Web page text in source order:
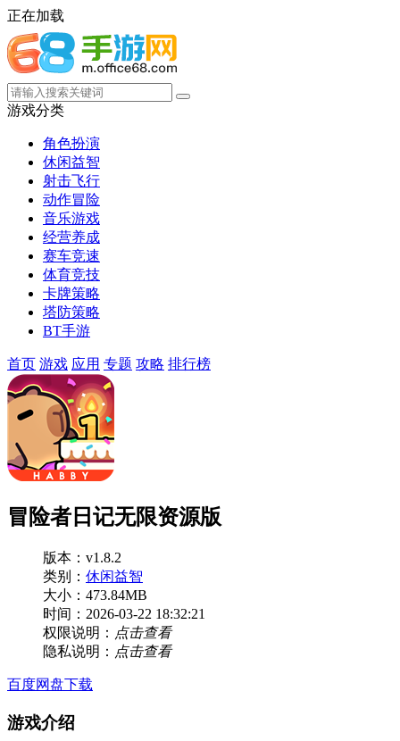
正在加载
游戏分类
角色扮演
休闲益智
射击飞行
动作冒险
音乐游戏
经营养成
赛车竞速
体育竞技
卡牌策略
塔防策略
BT手游
首页 游戏 应用 专题 攻略 排行榜
冒险者日记无限资源版
版本：v1.8.2
类别： 休闲益智
大小：473.84MB
时间：2026-03-22 18:32:21
权限说明： 点击查看
隐私说明： 点击查看
百度网盘下载
游戏介绍